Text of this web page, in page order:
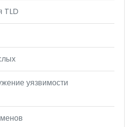
TLD
уязвимости